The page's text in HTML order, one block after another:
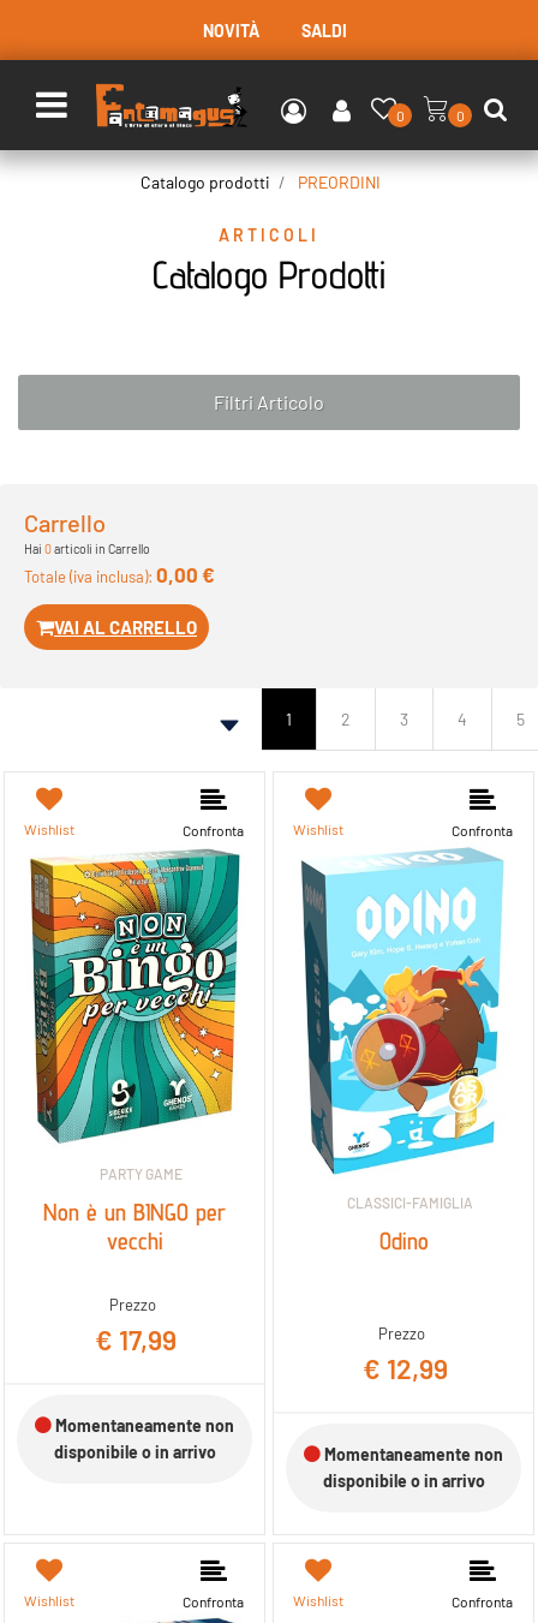
NOVITÀ SALDI
Open menu
0 0
Catalogo prodotti PREORDINI
ARTICOLI
Catalogo Prodotti
Filtri Articolo
Carrello
Hai 0articoli in Carrello
Totale (iva inclusa): 0,00 €
VAI AL CARRELLO
1 2 3 4 5
Wishlist Confronta
PARTY GAME
Non è un BINGO per
vecchi
Prezzo
€ 17,99
Momentaneamente non
disponibile o in arrivo
Wishlist Confronta
CLASSICI-FAMIGLIA
Odino
Prezzo
€ 12,99
Momentaneamente non
disponibile o in arrivo
Wishlist Confronta Wishlist Confronta